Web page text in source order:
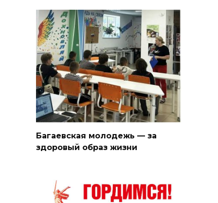
Багаевская молодежь — за
здоровый образ жизни